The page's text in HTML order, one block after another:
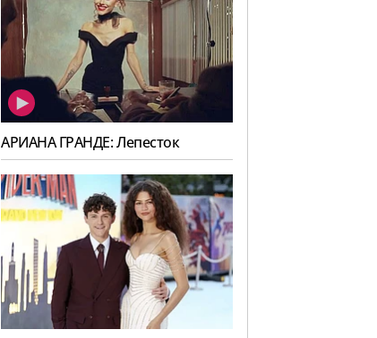
АРИАНА ГРАНДЕ: Лепесток